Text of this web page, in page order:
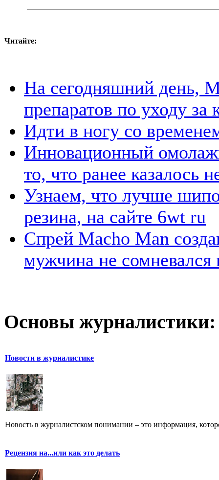
Читайте:
На сегодняшний день,
препаратов по уходу за
Идти в ногу со
Инновационный
то, что ранее казалось
Узнаем, что лучше
резина, на сайте 6wt ru
Спрей Macho Man
мужчина не сомневался
Основы журналистики:
Новости в журналистике
Новость в журналистском понимании – это информация,
Рецензия на...или как это делать